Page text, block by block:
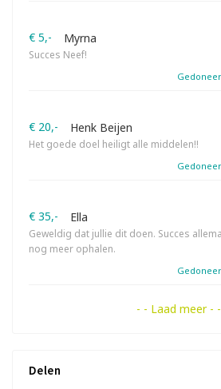
€ 5,- Myrna
Succes Neef!
€ 20,- Henk Beijen
Het goede doel heiligt alle middelen!!
€ 35,- Ella
Geweldig dat jullie dit doen. Succes
nog meer ophalen.
- - Laad meer - -
Delen